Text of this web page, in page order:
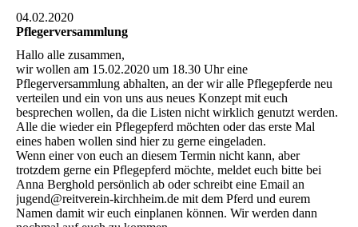
04.02.2020
Pflegerversammlung
Hallo alle zusammen,
wir wollen am 15.02.2020 um 18.30 Uhr eine
Pflegerversammlung abhalten, an der wir alle Pflegepferde neu
verteilen und ein von uns aus neues Konzept mit euch
besprechen wollen, da die Listen nicht wirklich genutzt werden.
Alle die wieder ein Pflegepferd möchten oder das erste Mal
eines haben wollen sind hier zu gerne eingeladen.
Wenn einer von euch an diesem Termin nicht kann, aber
trotzdem gerne ein Pflegepferd möchte, meldet euch bitte bei
Anna Berghold persönlich ab oder schreibt eine Email an
jugend@reitverein-kirchheim.de mit dem Pferd und eurem
Namen damit wir euch einplanen können. Wir werden dann